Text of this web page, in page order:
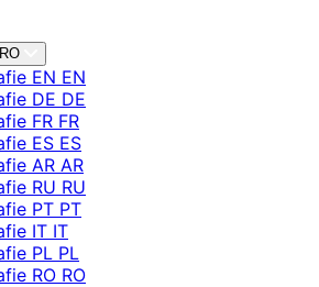
RO
EN
DE
FR
ES
AR
RU
PT
IT
PL
RO